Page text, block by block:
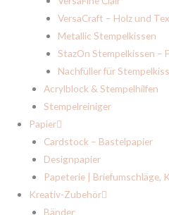
VersaCraft – Holz und
Metallic Stempelkissen
StazOn Stempelkissen –
Nachfüller für
Acrylblock & Stempelhilfen
Stempelreiniger
Papier
Cardstock – Bastelpapier
Designpapier
Papeterie | Briefumschläge,
Kreativ-Zubehör
Bänder